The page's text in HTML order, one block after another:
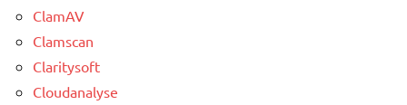
ClamAV
Clamscan
Claritysoft
Cloudanalyse